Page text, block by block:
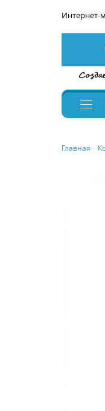
Интернет-
Главная